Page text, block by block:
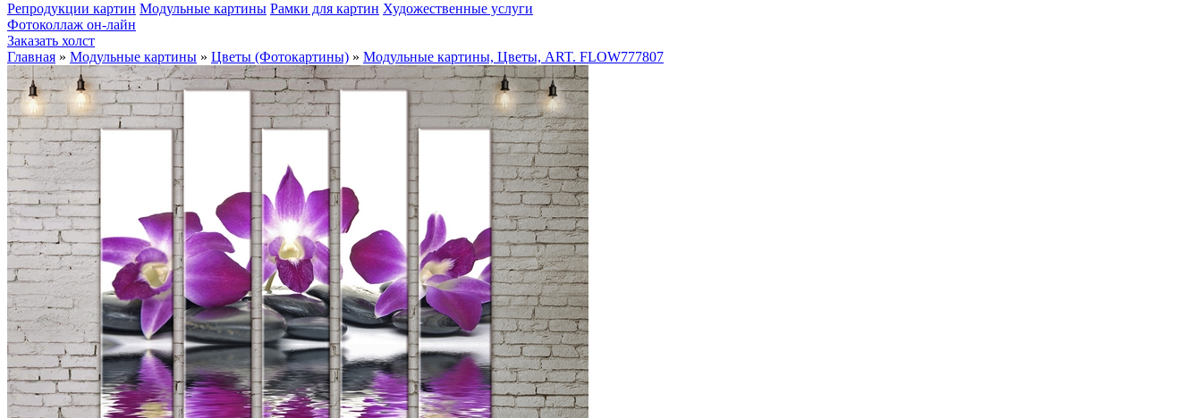
Репродукции картин Модульные картины Рамки для картин Художественные услуги
Фотоколлаж он-лайн
Заказать холст
Главная » Модульные картины » Цветы (Фотокартины) » Модульные картины, Цветы, ART. FLOW777807